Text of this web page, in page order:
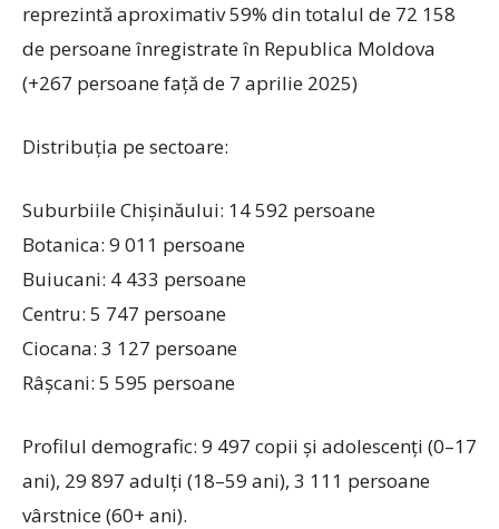
reprezintă aproximativ 59% din totalul de 72 158
de persoane înregistrate în Republica Moldova
(+267 persoane față de 7 aprilie 2025)
Distribuția pe sectoare:
Suburbiile Chișinăului: 14 592 persoane
Botanica: 9 011 persoane
Buiucani: 4 433 persoane
Centru: 5 747 persoane
Ciocana: 3 127 persoane
Râșcani: 5 595 persoane
Profilul demografic: 9 497 copii și adolescenți (0–17
ani), 29 897 adulți (18–59 ani), 3 111 persoane
vârstnice (60+ ani).